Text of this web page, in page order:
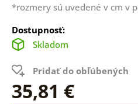
*rozmery sú uvedené v cm v
Dostupnosť:
Skladom
Pridať do obľúbených
35,81 €